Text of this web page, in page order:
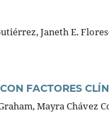
Janeth E.
FACTORES
Mayra Chávez